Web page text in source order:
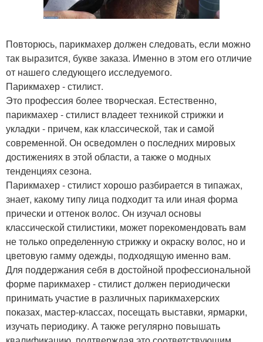
Повторюсь, парикмахер должен следовать, если можно
так выразится, букве заказа. Именно в этом его отличие
от нашего следующего исследуемого.
Парикмахер - стилист.
Это профессия более творческая. Естественно,
парикмахер - стилист владеет техникой стрижки и
укладки - причем, как классической, так и самой
современной. Он осведомлен о последних мировых
достижениях в этой области, а также о модных
тенденциях сезона.
Парикмахер - стилист хорошо разбирается в типажах,
знает, какому типу лица подходит та или иная форма
прически и оттенок волос. Он изучал основы
классической стилистики, может порекомендовать вам
не только определенную стрижку и окраску волос, но и
цветовую гамму одежды, подходящую именно вам.
Для поддержания себя в достойной профессиональной
форме парикмахер - стилист должен периодически
принимать участие в различных парикмахерских
показах, мастер-классах, посещать выставки, ярмарки,
изучать периодику. А также регулярно повышать